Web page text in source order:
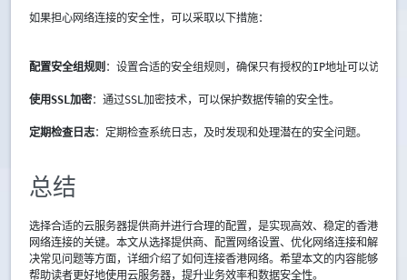
如果担心网络连接的安全性，可以采取以下措施：
配置安全组规则 ：设置合适的安全组规则，确保只有授权的IP地址可以访问云
使用SSL加密：通过SSL加密技术，可以保护数据传输的安全性。
定期检查日志：定期检查系统日志，及时发现和处理潜在的安全问题。
总结
选择合适的云服务器提供商并进行合理的配置，是实现高效、稳定的香港
网络连接的关键。本文从选择提供商、配置网络设置、优化网络连接和解
决常见问题等方面，详细介绍了如何连接香港网络。希望本文的内容能够
帮助读者更好地使用云服务器，提升业务效率和数据安全性。